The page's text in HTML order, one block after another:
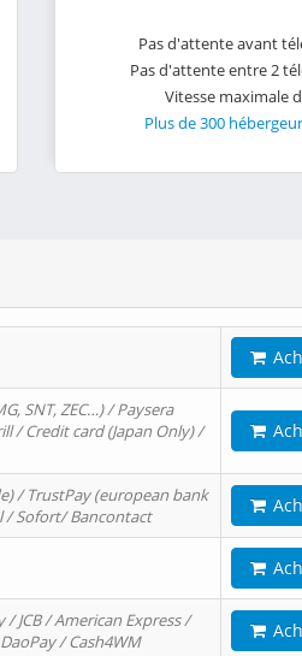
Pas d'attente avant
Pas d'attente entre 2
Vitesse maximale
Plus de 300
SNT, ZEC…) / Paysera
/ Credit card (Japan Only) /
/ TrustPay (european bank
/ Sofort/ Bancontact
JCB / American Express /
/ Cash4WM